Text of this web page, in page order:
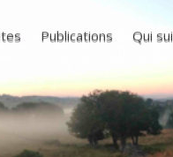
Publications Qui